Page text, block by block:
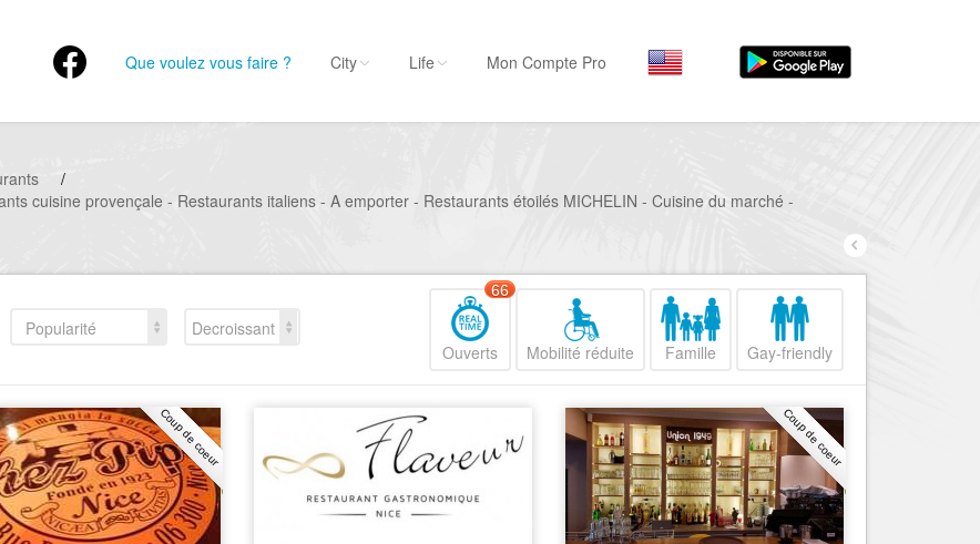
Que voulez vous faire ?
Séjourner
Sortir
Restaurants, ...
Mode, ...
Loisirs
Plages, sports, ...
Services
Nice Promenade du
Nice le Port
Nice le Vieux Nice
Nice le Coeur de Ville
Nice le petit Marais Niçois
Nice la plaine du Var
Nice le Carré d’Or
City Life Mon Compte Pro
/
cuisine provençale - Restaurants italiens - A emporter - Restaurants étoilés MICHELIN - Cuisine du marché -
Popularité
Decroissant
Ouverts
66
Mobilité réduite Famille Gay-friendly
Coup de coeur Coup de coeur